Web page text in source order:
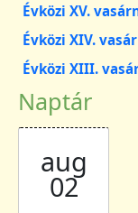
Évközi XV.
Évközi XIV.
Évközi XIII.
Naptár
aug
02